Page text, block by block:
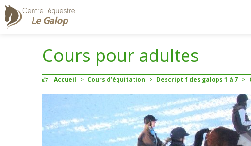
Cours pour adultes
Accueil > Cours d’équitation > Descriptif des galops 1 à 7 >